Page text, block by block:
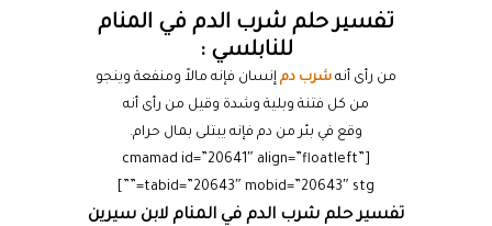
تفسير حلم شرب الدم في المنام
للنابلسي :
من رأى أنه شرب دم إنسان فإنه مالاً ومنفعة وينجو
من كل فتنة وبلية وشدة وقيل من رأى أنه
وقع في بئر من دم فإنه يبتلى بمال حرام.
[cmamad id=”20641″ align=”floatleft”
tabid=”20643″ mobid=”20643″ stg=””]
تفسير حلم شرب الدم في المنام لابن سيرين